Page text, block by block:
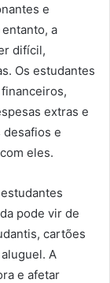
e
a
difícil,
Os estudantes
extras e
desafios e
eles.
pode vir de
cartões
A
e afetar